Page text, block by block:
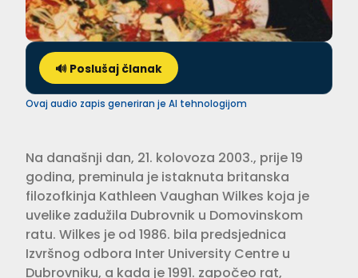
🔊 Poslušaj članak
Ovaj audio zapis generiran je AI tehnologijom
Na današnji dan, 21. kolovoza 2003., prije 19
godina, preminula je istaknuta britanska
filozofkinja Kathleen Vaughan Wilkes koja je
uvelike zadužila Dubrovnik u Domovinskom
ratu. Wilkes je od 1986. bila predsjednica
Izvršnog odbora Inter University Centre u
Dubrovniku, a kada je 1991. započeo rat,